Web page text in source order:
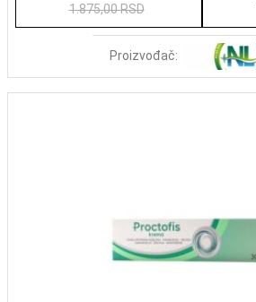
1.875,00 RSD
Proizvođač: